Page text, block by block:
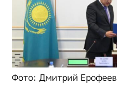
Фото: Дмитрий Ерофеев